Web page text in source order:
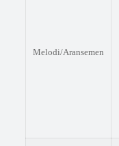
Melodi/Aransemen